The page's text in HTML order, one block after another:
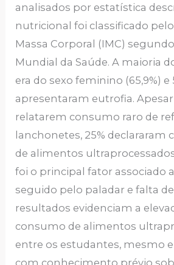
analisados por estatística
nutricional foi classificado
Massa Corporal (IMC)
Mundial da Saúde. A maioria
era do sexo feminino (65,9%) e
apresentaram eutrofia. Apesar
relatarem consumo raro de
lanchonetes, 25% declararam
de alimentos
foi o principal fator associado
seguido pelo paladar e falta
resultados evidenciam a
consumo de alimentos
entre os estudantes, mesmo
com conhecimento prévio